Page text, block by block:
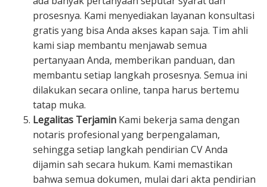
prosesnya. Kami menyediakan layanan konsultasi
gratis yang bisa Anda akses kapan saja. Tim ahli
kami siap membantu menjawab semua
pertanyaan Anda, memberikan panduan, dan
membantu setiap langkah prosesnya. Semua ini
dilakukan secara online, tanpa harus bertemu
tatap muka.
Legalitas Terjamin Kami bekerja sama dengan
notaris profesional yang berpengalaman,
sehingga setiap langkah pendirian CV Anda
dijamin sah secara hukum. Kami memastikan
bahwa semua dokumen, mulai dari akta pendirian